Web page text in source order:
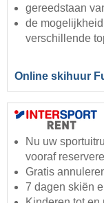
gereedstaan
de
verschillende
Online skihuur
Nu uw
vooraf
Gratis
7 dagen skiën